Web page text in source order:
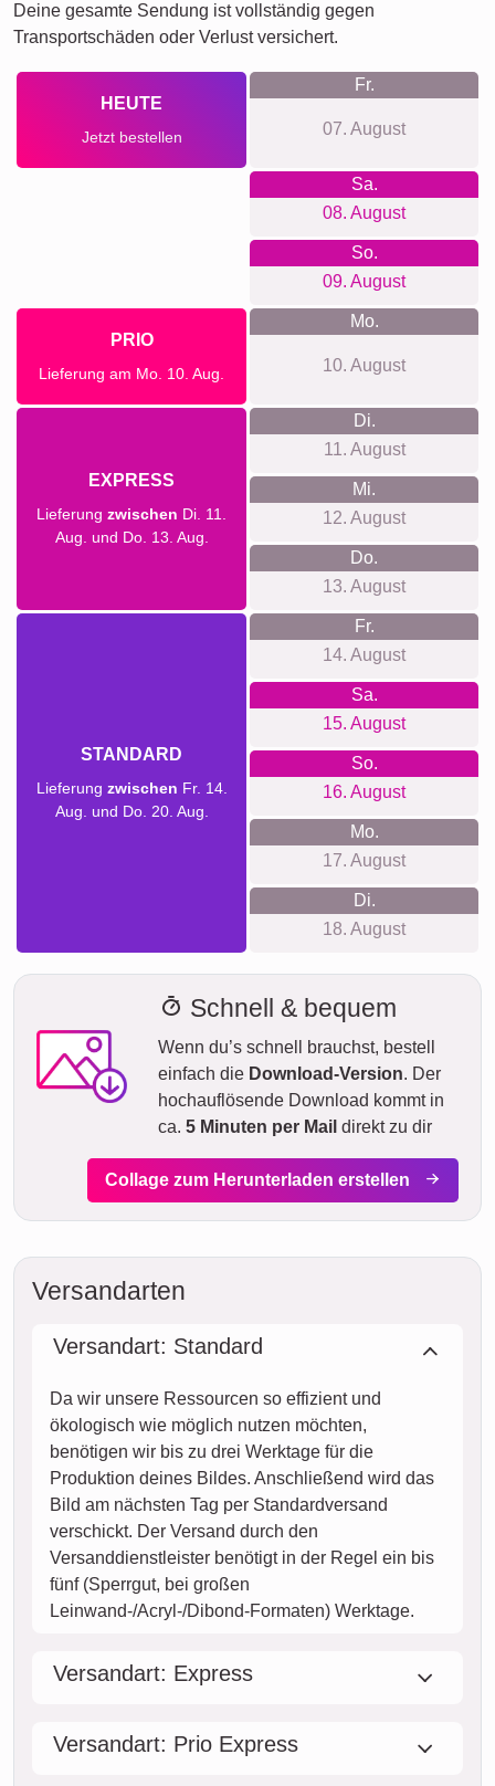
Deine gesamte Sendung ist vollständig gegen
Transportschäden oder Verlust versichert.
HEUTE
Jetzt bestellen
Fr.
07. August
Sa.
08. August
So.
09. August
PRIO
Lieferung am Mo. 10. Aug.
Mo.
10. August
EXPRESS
Lieferung zwischen Di. 11.
Aug. und Do. 13. Aug.
Di.
11. August
Mi.
12. August
Do.
13. August
STANDARD
Lieferung zwischen Fr. 14.
Aug. und Do. 20. Aug.
Fr.
14. August
Sa.
15. August
So.
16. August
Mo.
17. August
Di.
18. August
Schnell & bequem
Wenn du’s schnell brauchst, bestell
einfach die Download-Version. Der
hochauflösende Download kommt in
ca. 5 Minuten per Mail direkt zu dir
Collage zum Herunterladen erstellen
Versandarten
Versandart: Standard
Da wir unsere Ressourcen so effizient und
ökologisch wie möglich nutzen möchten,
benötigen wir bis zu drei Werktage für die
Produktion deines Bildes. Anschließend wird das
Bild am nächsten Tag per Standardversand
verschickt. Der Versand durch den
Versanddienstleister benötigt in der Regel ein bis
fünf (Sperrgut, bei großen
Leinwand-/Acryl-/Dibond-Formaten) Werktage.
Versandart: Express
Versandart: Prio Express